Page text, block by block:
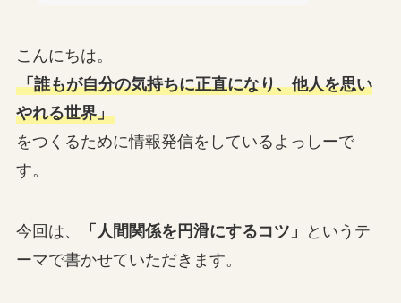
こんにちは。
「誰もが自分の気持ちに正直になり、他人を思い
やれる世界」
をつくるために情報発信をしているよっしーで
す。
今回は、 「人間関係を円滑にするコツ」
というテ
ーマで書かせていただきます。